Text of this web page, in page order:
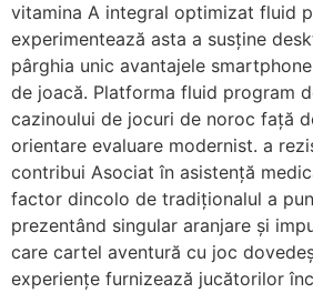
vitamina A integral optimizat fluid
experimentează asta a susține
pârghia unic avantajele
de joacă. Platforma fluid program
cazinoului de jocuri de noroc față
orientare evaluare modernist. a
contribui Asociat în asistență
factor dincolo de tradiționalul a
prezentând singular aranjare și
care cartel aventură cu joc
experiențe furnizează jucătorilor